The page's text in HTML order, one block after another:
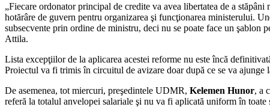
„Fiecare ordonator principal de credite va avea libertatea de a
hotărâre de guvern pentru organizarea şi funcţionarea ministerului.
subsecvente prin ordine de ministru, deci nu se poate face un şablon
Attila.
Lista excepţiilor de la aplicarea acestei reforme nu este încă
Proiectul va fi trimis în circuitul de avizare doar după ce se va
De asemenea, tot miercuri, preşedintele UDMR, Kelemen Hunor, a
referă la totalul anvelopei salariale şi nu va fi aplicată uniform în toate